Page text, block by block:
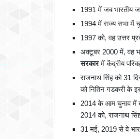
1991 में जब भारतीय
1994 में राज्य सभा में
1997 को, वह उत्तर
अक्टूबर 2000 में, वह
सरकारमें केंद्रीय
राजनाथ सिंह को 31
को नितिन गडकरी के
2014 के आम चुनाव में
2014 को, राजनाथ
31 मई, 2019 से वे